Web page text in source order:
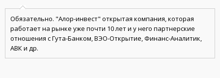
Обязательно. "Алор-инвест" открытая компания, которая
работает на рынке уже почти 10 лет и у него партнерские
отношения с Гута-Банком, ВЭО-Открытие, Финанс-Аналитик,
АВК и др.